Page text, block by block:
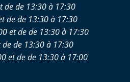
de de 13:30 à 17:30
de de 13:30 à 17:30
et de de 13:30 à 17:30
de 13:30 à 17:30
et de de 13:30 à 17:00